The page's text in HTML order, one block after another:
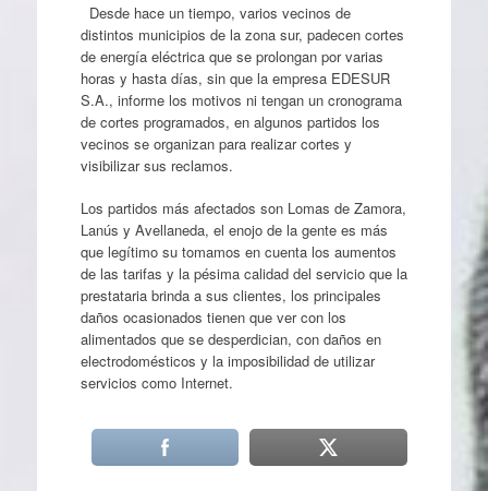
Desde hace un tiempo, varios vecinos de
distintos municipios de la zona sur, padecen cortes
de energía eléctrica que se prolongan por varias
horas y hasta días, sin que la empresa EDESUR
S.A., informe los motivos ni tengan un cronograma
de cortes programados, en algunos partidos los
vecinos se organizan para realizar cortes y
visibilizar sus reclamos.
Los partidos más afectados son Lomas de Zamora,
Lanús y Avellaneda, el enojo de la gente es más
que legítimo su tomamos en cuenta los aumentos
de las tarifas y la pésima calidad del servicio que la
prestataria brinda a sus clientes, los principales
daños ocasionados tienen que ver con los
alimentados que se desperdician, con daños en
electrodomésticos y la imposibilidad de utilizar
servicios como Internet.